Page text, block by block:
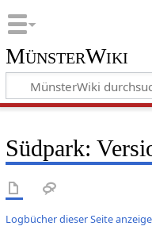
MünsterWiki
Südpark:
Logbücher dieser Seite